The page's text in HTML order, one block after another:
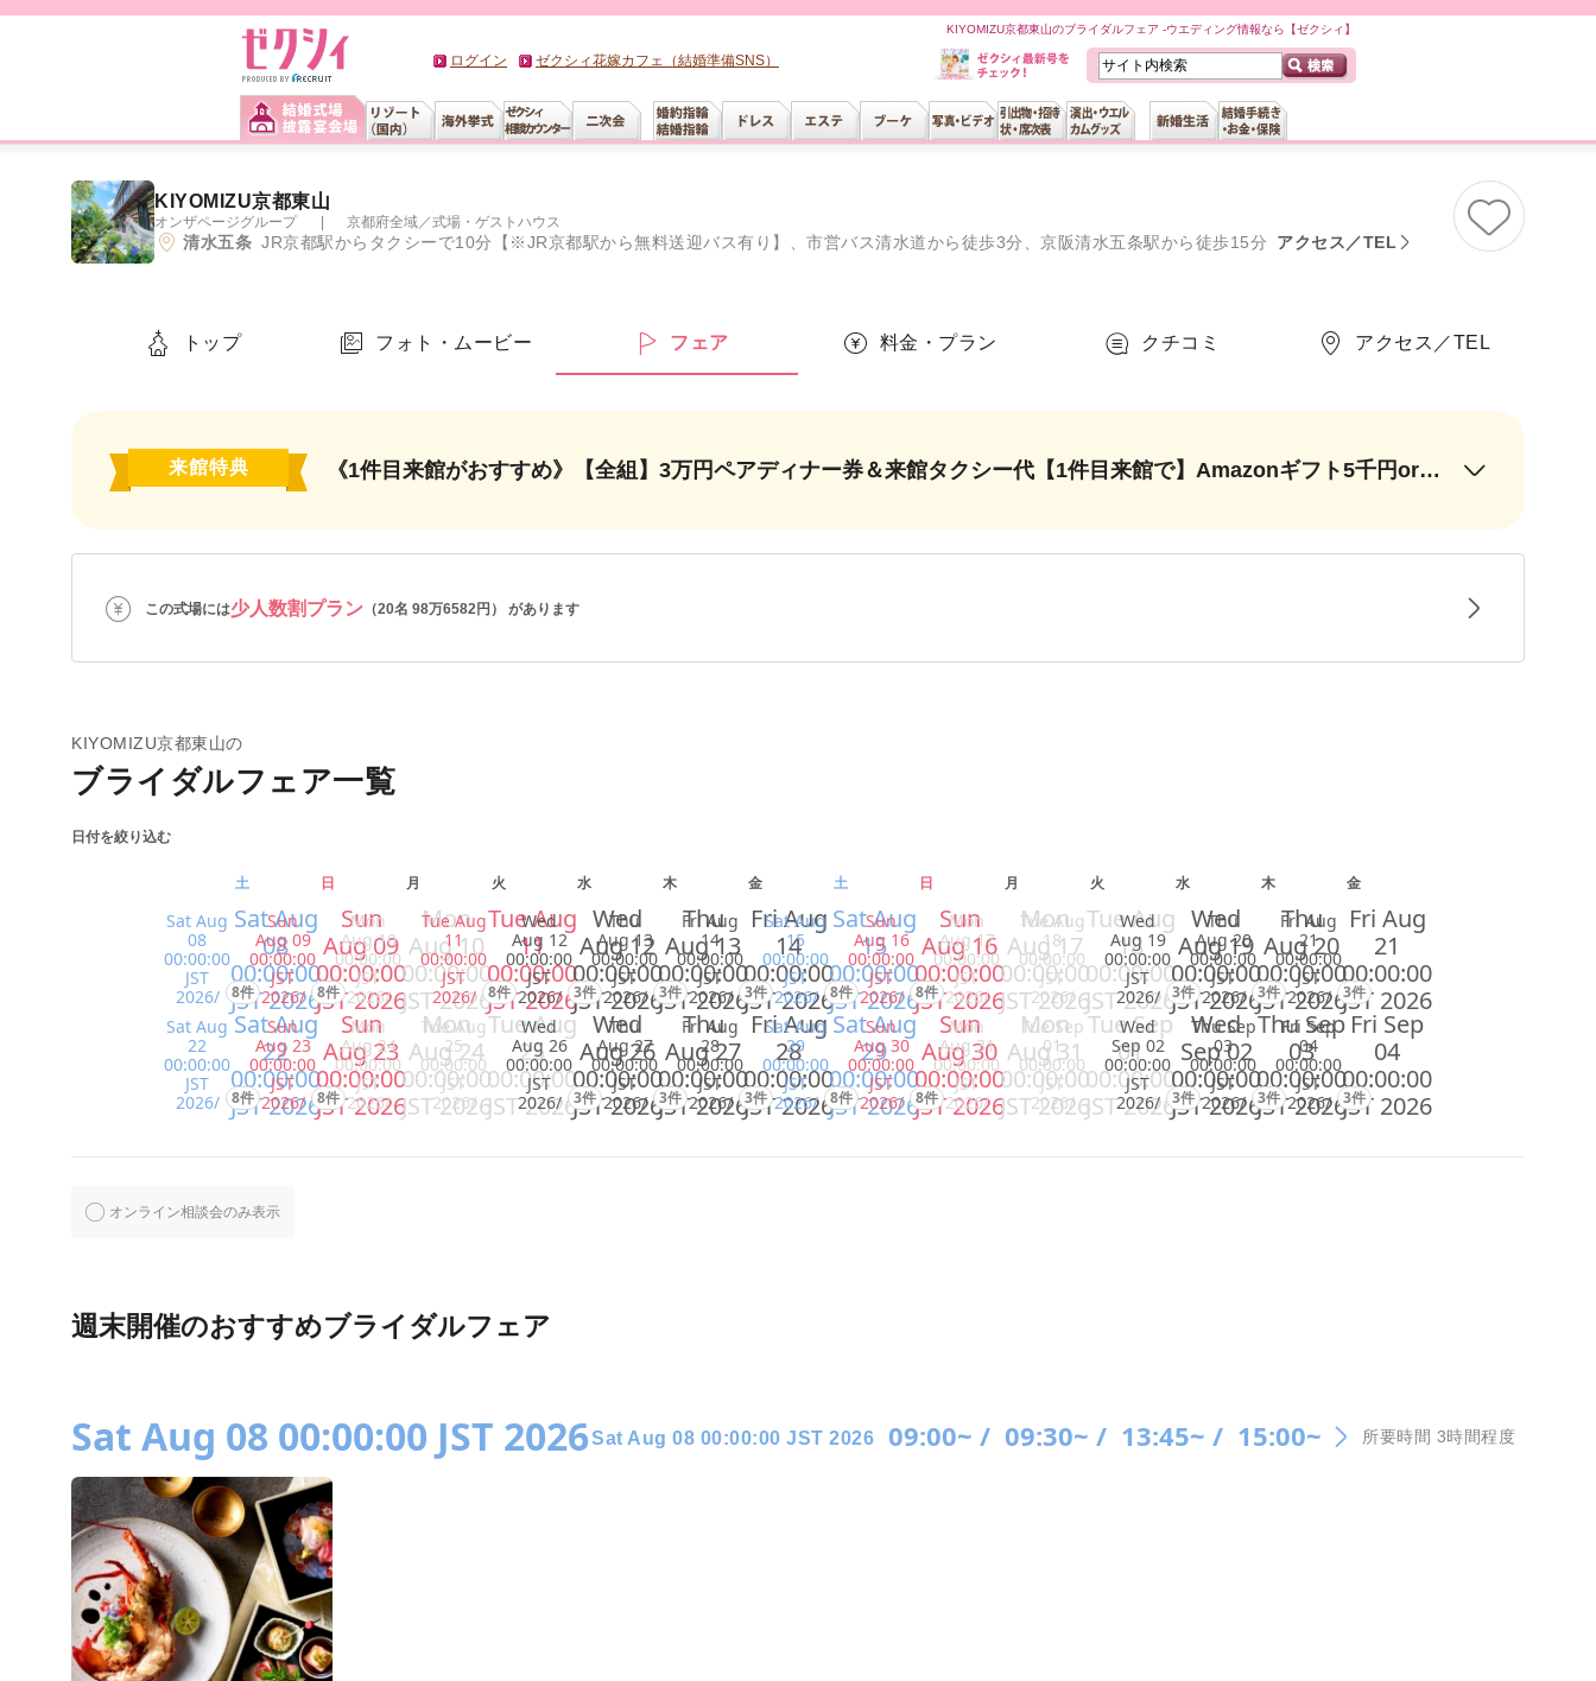
KIYOMIZU京都東山のブライダルフェア -ウエディング情報なら【ゼクシィ】
ログイン ゼクシィ花嫁カフェ（結婚準備SNS）
KIYOMIZU京都東山
オンザページグループ 京都府全域 ／式場・ゲストハウス
清水五条 JR京都駅からタクシーで10分【※JR京都駅から無料送迎バス有り】、市営バス清水道から徒歩3分、京阪清水五条駅から徒歩15分 アクセス／TEL
トップ フォト・ムービー フェア 料金・プラン クチコミ アクセス／TEL
来館特典 《1件目来館がおすすめ》【全組】3万円ペアディナー券＆来館タクシー代【1件目来館で】Amazonギフト5千円or骨格診断＆旅行券3万円分&エステ券6千円分
この式場には少人数割プラン （20名 98万6582円） があります
KIYOMIZU京都東山の
ブライダルフェア一覧
日付を絞り込む
土 日 月 火 水 木 金 土 日 月 火 水 木 金
Sat Aug
08
00:00:00
JST
2026/
Sat Aug
08
00:00:00
JST 2026
8件
Sun
Aug 09
00:00:00
JST
2026/
Sun
Aug 09
00:00:00
JST 2026
8件
Mon
Aug 10
00:00:00
JST
2026/
Mon
Aug 10
00:00:00
JST 2026
Tue Aug
11
00:00:00
JST
2026/
Tue Aug
11
00:00:00
JST 2026
8件
Wed
Aug 12
00:00:00
JST
2026/
Wed
Aug 12
00:00:00
JST 2026
3件
Thu
Aug 13
00:00:00
JST
2026/
Thu
Aug 13
00:00:00
JST 2026
3件
Fri Aug
14
00:00:00
JST
2026/
Fri Aug
14
00:00:00
JST 2026
3件
Sat Aug
15
00:00:00
JST
2026/
Sat Aug
15
00:00:00
JST 2026
8件
Sun
Aug 16
00:00:00
JST
2026/
Sun
Aug 16
00:00:00
JST 2026
8件
Mon
Aug 17
00:00:00
JST
2026/
Mon
Aug 17
00:00:00
JST 2026
Tue Aug
18
00:00:00
JST
2026/
Tue Aug
18
00:00:00
JST 2026
Wed
Aug 19
00:00:00
JST
2026/
Wed
Aug 19
00:00:00
JST 2026
3件
Thu
Aug 20
00:00:00
JST
2026/
Thu
Aug 20
00:00:00
JST 2026
3件
Fri Aug
21
00:00:00
JST
2026/
Fri Aug
21
00:00:00
JST 2026
3件
Sat Aug
22
00:00:00
JST
2026/
Sat Aug
22
00:00:00
JST 2026
8件
Sun
Aug 23
00:00:00
JST
2026/
Sun
Aug 23
00:00:00
JST 2026
8件
Mon
Aug 24
00:00:00
JST
2026/
Mon
Aug 24
00:00:00
JST 2026
Tue Aug
25
00:00:00
JST
2026/
Tue Aug
25
00:00:00
JST 2026
Wed
Aug 26
00:00:00
JST
2026/
Wed
Aug 26
00:00:00
JST 2026
3件
Thu
Aug 27
00:00:00
JST
2026/
Thu
Aug 27
00:00:00
JST 2026
3件
Fri Aug
28
00:00:00
JST
2026/
Fri Aug
28
00:00:00
JST 2026
3件
Sat Aug
29
00:00:00
JST
2026/
Sat Aug
29
00:00:00
JST 2026
8件
Sun
Aug 30
00:00:00
JST
2026/
Sun
Aug 30
00:00:00
JST 2026
8件
Mon
Aug 31
00:00:00
JST
2026/
Mon
Aug 31
00:00:00
JST 2026
Tue Sep
01
00:00:00
JST
2026/
Tue Sep
01
00:00:00
JST 2026
Wed
Sep 02
00:00:00
JST
2026/
Wed
Sep 02
00:00:00
JST 2026
3件
Thu Sep
03
00:00:00
JST
2026/
Thu Sep
03
00:00:00
JST 2026
3件
Fri Sep
04
00:00:00
JST
2026/
Fri Sep
04
00:00:00
JST 2026
3件
オンライン相談会のみ表示
週末開催のおすすめブライダルフェア
Sat Aug 08 00:00:00 JST 2026Sat Aug 08 00:00:00 JST 2026 09:00~ / 09:30~ / 13:45~ / 15:00~ 所要時間 3時間程度